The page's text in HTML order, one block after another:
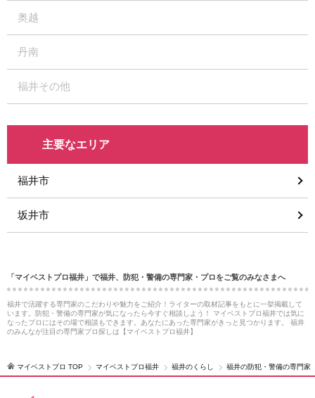
奥越
丹南
福井その他
主要なエリア
福井市
坂井市
「マイベストプロ福井」で福井、防犯・警備の専門家・プロをご覧のみなさまへ
福井で活躍する専門家のこだわりや魅力をご紹介！ライターの取材記事をもとに一挙掲載して
います。防犯・警備の専門家が気になったら今すぐ相談しよう！ マイベストプロ福井では気に
なったプロにはその場で相談もできます。あなたにあった専門家がきっと見つかります。 福井
のみんなが注目の専門家プロ探しは【マイベストプロ福井】
マイベストプロ TOP マイベストプロ福井 福井のくらし 福井の防犯・警備の専門家